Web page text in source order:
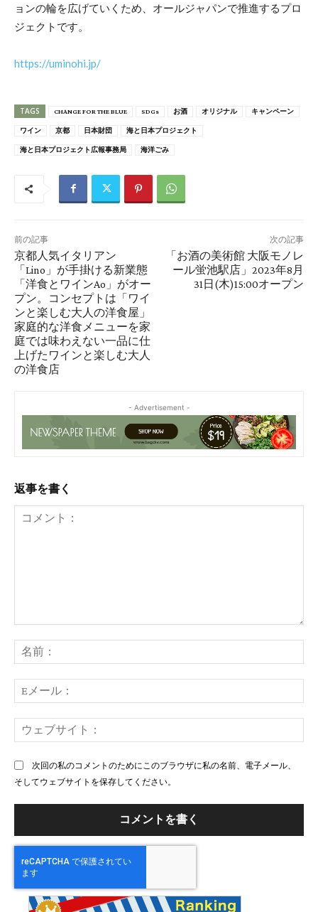
ョンの輪を広げていくため、オールジャパンで推進するプロ
ジェクトです。
https://uminohi.jp/
TAGS CHANGE FOR THE BLUE SDGs お酒 オリジナル キャンペーン
ワイン 京都 日本財団 海と日本プロジェクト
海と日本プロジェクト広報事務局 海洋ごみ
前の記事
京都人気イタリアン
「Lino」が手掛ける新業態
「洋食とワインAo」がオー
プン。コンセプトは「ワイ
ンと楽しむ大人の洋食屋」
家庭的な洋食メニューを家
庭では味わえない一品に仕
上げたワインと楽しむ大人
の洋食店
次の記事
「お酒の美術館 大阪モノレ
ール蛍池駅店」 2023年8月
31日(木)15:00オープン
- Advertisement -
返事を書く
ン
ト：
前
メ
ー
ェ
次回の私のコメントのためにこのブラウザに私の名前、電子メール、
そしてウェブサイトを保存してください。